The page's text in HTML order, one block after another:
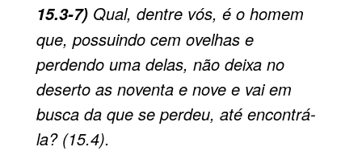
15.3-7) Qual, dentre vós, é o homem
que, possuindo cem ovelhas e
perdendo uma delas, não deixa no
deserto as noventa e nove e vai em
busca da que se perdeu, até encontrá-
la? (15.4).